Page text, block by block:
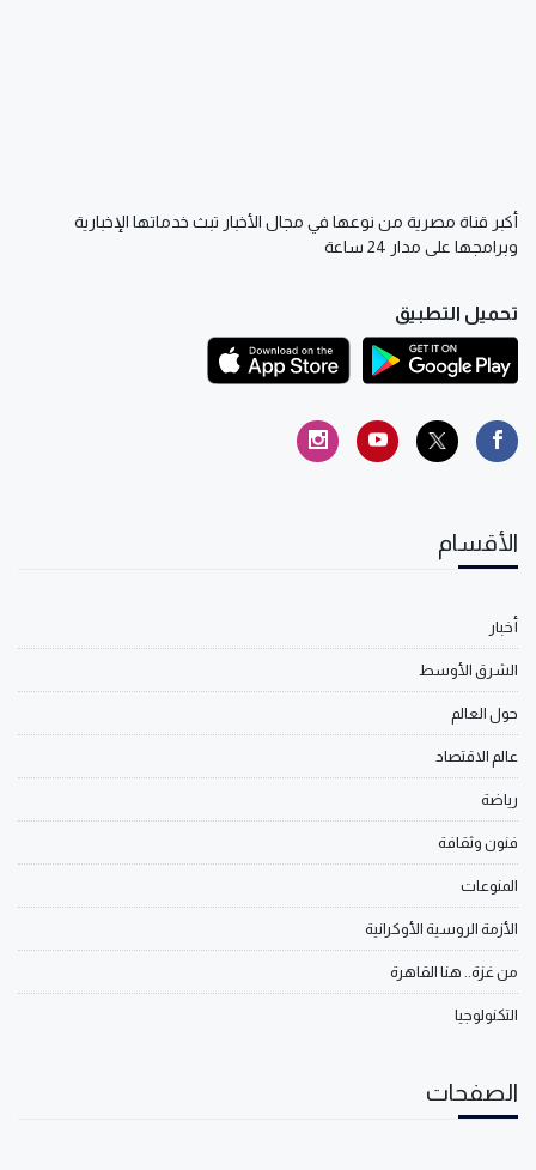
أكبر قناة مصرية من نوعها في مجال الأخبار تبث خدماتها الإخبارية
وبرامجها على مدار 24 ساعة
تحميل التطبيق
الأقسام
أخبار
الشرق الأوسط
حول العالم
عالم الاقتصاد
رياضة
فنون وثقافة
المنوعات
الأزمة الروسية الأوكرانية
من غزة.. هنا القاهرة
التكنولوجيا
الصفحات